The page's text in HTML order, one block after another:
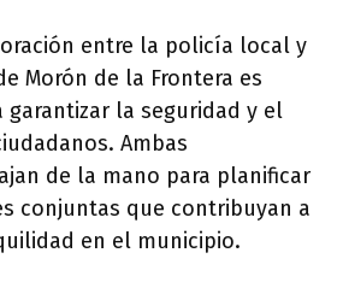
entre la policía local y
Morón de la Frontera es
la seguridad y el
Ambas
de la mano para planificar
conjuntas que contribuyan a
en el municipio.